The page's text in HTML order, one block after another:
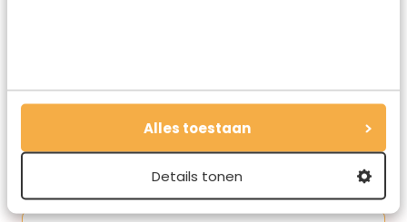
Alles toestaan
Details tonen
Deel op WhatsApp